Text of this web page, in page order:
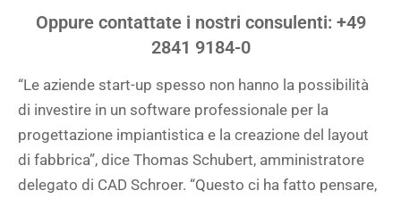
Oppure contattate i nostri consulenti: +49
2841 9184-0
“Le aziende start-up spesso non hanno la possibilità
di investire in un software professionale per la
progettazione impiantistica e la creazione del layout
di fabbrica”, dice Thomas Schubert, amministratore
delegato di CAD Schroer. “Questo ci ha fatto pensare,